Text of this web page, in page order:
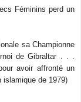
Féminins perd un
sa Championne
de Gibraltar . . .
avoir affronté un
islamique de 1979)